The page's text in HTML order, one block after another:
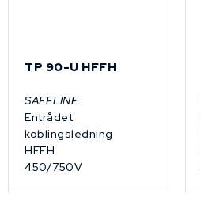
TP 90-U HFFH
SAFELINE
Entrådet
koblingsledning
HFFH
450/750V